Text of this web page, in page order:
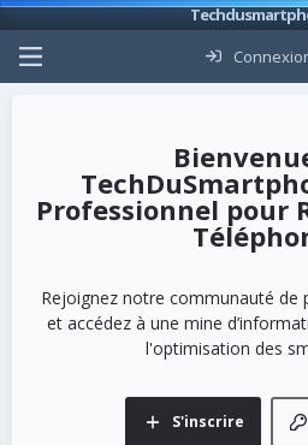
Professionnel pour
Rejoignez notre communauté de
et accédez à une mine
l'optimisation des
S'inscrire